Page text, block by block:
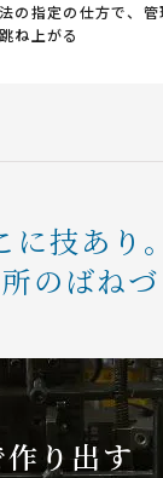
の指定の仕方で、管
ね上がる
に技あり。
のばね
り出す